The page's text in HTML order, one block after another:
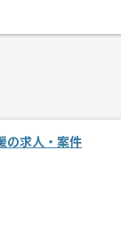
と成長が出来る環
ト作業を見込んで
の求人・案件